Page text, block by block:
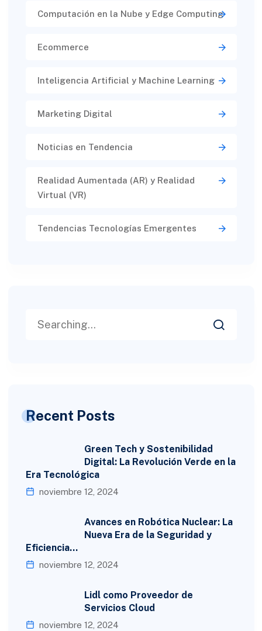
Computación en la Nube y Edge Computing
Ecommerce
Inteligencia Artificial y Machine Learning
Marketing Digital
Noticias en Tendencia
Realidad Aumentada (AR) y Realidad
Virtual (VR)​
Tendencias Tecnologías Emergentes
Recent Posts
Green Tech y Sostenibilidad
Digital: La Revolución Verde en la
Era Tecnológica
noviembre 12, 2024
Avances en Robótica Nuclear: La
Nueva Era de la Seguridad y
Eficiencia…
noviembre 12, 2024
Lidl como Proveedor de
Servicios Cloud
noviembre 12, 2024